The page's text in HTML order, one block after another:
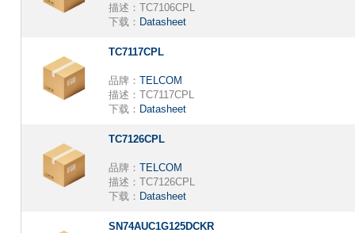
描述： TC7106CPL
下载： Datasheet
TC7117CPL
品牌： TELCOM
描述： TC7117CPL
下载： Datasheet
TC7126CPL
品牌： TELCOM
描述： TC7126CPL
下载： Datasheet
SN74AUC1G125DCKR